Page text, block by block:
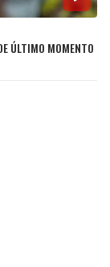
ÚLTIMO MOMENTO